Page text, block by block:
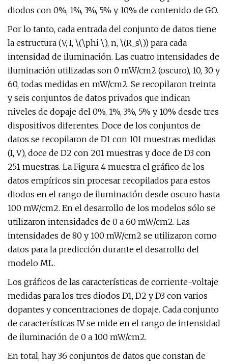
diodos con 0%, 1%, 3%, 5% y 10% de contenido de GO.
Por lo tanto, cada entrada del conjunto de datos tiene
la estructura (V, I, \(\phi \), n, \(R_s\)) para cada
intensidad de iluminación. Las cuatro intensidades de
iluminación utilizadas son 0 mW/cm2 (oscuro), 10, 30 y
60, todas medidas en mW/cm2. Se recopilaron treinta
y seis conjuntos de datos privados que indican
niveles de dopaje del 0%, 1%, 3%, 5% y 10% desde tres
dispositivos diferentes. Doce de los conjuntos de
datos se recopilaron de D1 con 101 muestras medidas
(I, V), doce de D2 con 201 muestras y doce de D3 con
251 muestras. La Figura 4 muestra el gráfico de los
datos empíricos sin procesar recopilados para estos
diodos en el rango de iluminación desde oscuro hasta
100 mW/cm2. En el desarrollo de los modelos sólo se
utilizaron intensidades de 0 a 60 mW/cm2. Las
intensidades de 80 y 100 mW/cm2 se utilizaron como
datos para la predicción durante el desarrollo del
modelo ML.
Los gráficos de las características de corriente-voltaje
medidas para los tres diodos D1, D2 y D3 con varios
dopantes y concentraciones de dopaje. Cada conjunto
de características IV se mide en el rango de intensidad
de iluminación de 0 a 100 mW/cm2.
En total, hay 36 conjuntos de datos que constan de